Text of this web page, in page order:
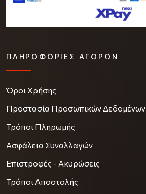
ΠΛΗΡΟΦΟΡΊΕΣ ΑΓΟΡΏΝ
Όροι Χρήσης
Προστασία Προσωπικών Δεδομένων
Τρόποι Πληρωμής
Ασφάλεια Συναλλαγών
Επιστροφές - Ακυρώσεις
Τρόποι Αποστολής